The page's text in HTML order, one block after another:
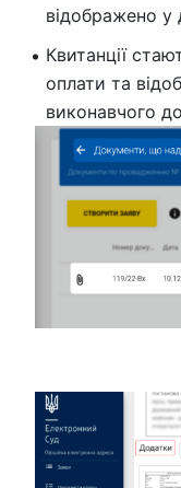
відображено у
Квитанції
оплати та
виконавчого